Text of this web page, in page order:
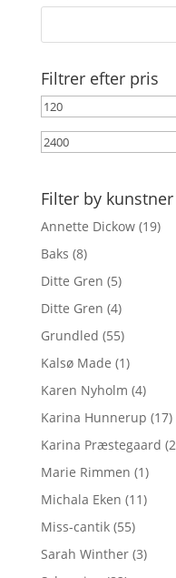
Filtrer efter pris
Mindste
Filter by kunstner
Annette Dickow (19)
Baks (8)
Ditte Gren (5)
Ditte Gren (4)
Grundled (55)
Kalsø Made (1)
Karen Nyholm (4)
Karina Hunnerup (17)
Karina Præstegaard
Marie Rimmen (1)
Michala Eken (11)
Miss-cantik (55)
Sarah Winther (3)